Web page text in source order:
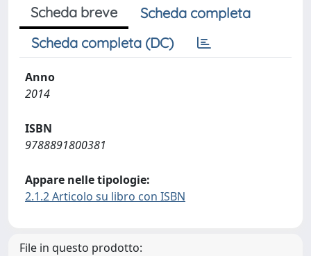
Scheda breve
Scheda completa
Scheda completa (DC)
Anno
2014
ISBN
9788891800381
Appare nelle tipologie:
2.1.2 Articolo su libro con ISBN
File in questo prodotto: